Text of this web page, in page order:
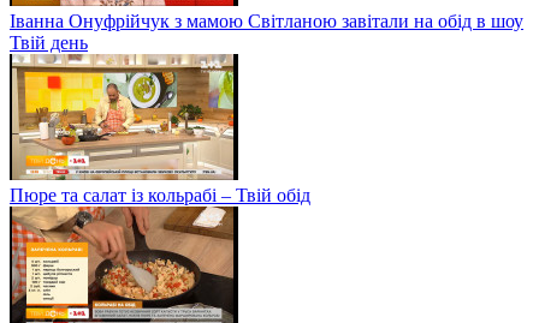
Іванна Онуфрійчук з мамою Світланою завітали на обід в шоу
Твій день
Пюре та салат із кольрабі – Твій обід